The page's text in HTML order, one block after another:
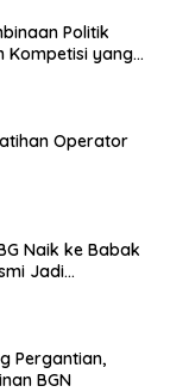
Politik
Kompetisi yang
Operator
Naik ke Babak
Jadi
Pergantian,
BGN